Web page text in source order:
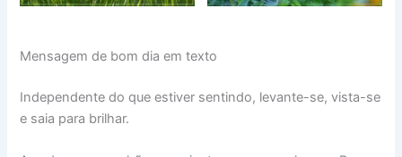
Mensagem de bom dia em texto
Independente do que estiver sentindo, levante-se, vista-se
e saia para brilhar.